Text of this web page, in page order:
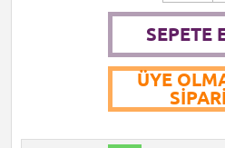
SEPETE
ÜYE